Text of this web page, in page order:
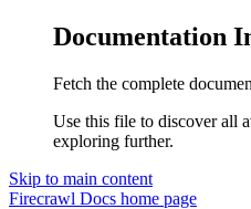
Documentation
Fetch the complete
Use this file to discover all
exploring further.
Skip to main content
Firecrawl Docs home page